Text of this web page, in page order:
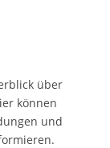
über
können
und